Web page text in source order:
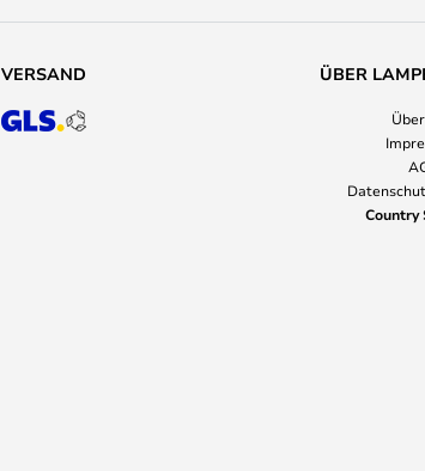
VERSAND ÜBER
Country